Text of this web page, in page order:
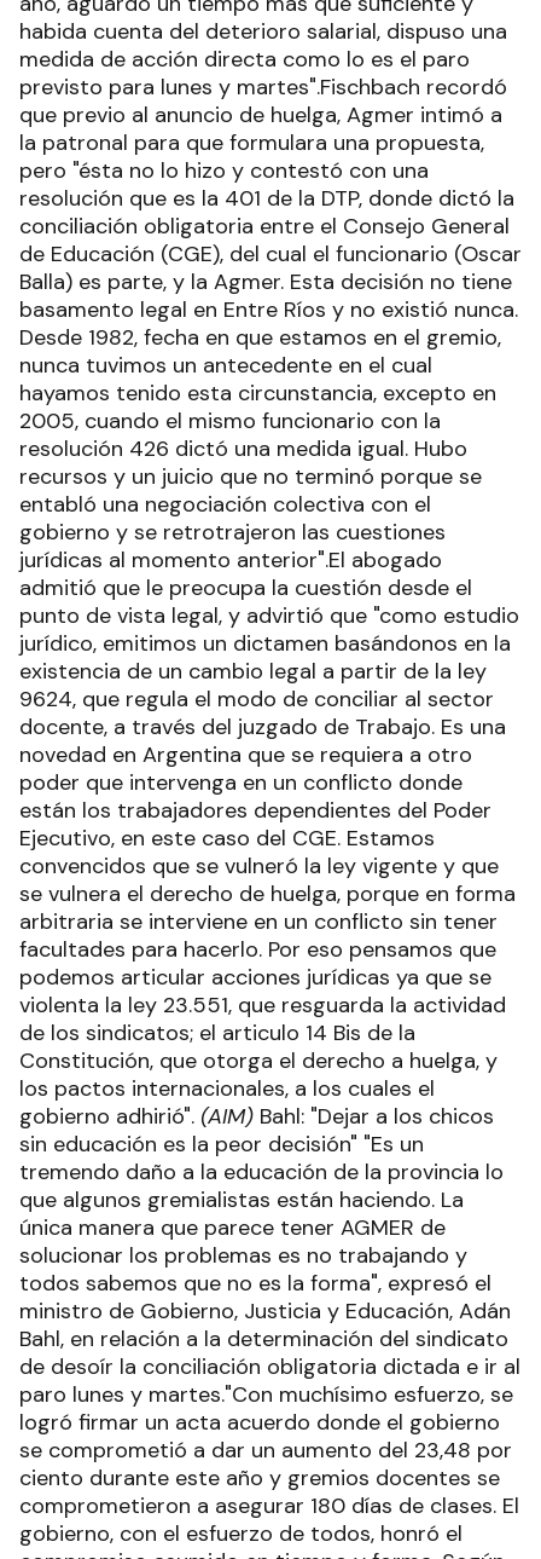
habida cuenta del deterioro salarial, dispuso una
medida de acción directa como lo es el paro
previsto para lunes y martes".Fischbach recordó
que previo al anuncio de huelga, Agmer intimó a
la patronal para que formulara una propuesta,
pero "ésta no lo hizo y contestó con una
resolución que es la 401 de la DTP, donde dictó la
conciliación obligatoria entre el Consejo General
de Educación (CGE), del cual el funcionario (Oscar
Balla) es parte, y la Agmer. Esta decisión no tiene
basamento legal en Entre Ríos y no existió nunca.
Desde 1982, fecha en que estamos en el gremio,
nunca tuvimos un antecedente en el cual
hayamos tenido esta circunstancia, excepto en
2005, cuando el mismo funcionario con la
resolución 426 dictó una medida igual. Hubo
recursos y un juicio que no terminó porque se
entabló una negociación colectiva con el
gobierno y se retrotrajeron las cuestiones
jurídicas al momento anterior".El abogado
admitió que le preocupa la cuestión desde el
punto de vista legal, y advirtió que "como estudio
jurídico, emitimos un dictamen basándonos en la
existencia de un cambio legal a partir de la ley
9624, que regula el modo de conciliar al sector
docente, a través del juzgado de Trabajo. Es una
novedad en Argentina que se requiera a otro
poder que intervenga en un conflicto donde
están los trabajadores dependientes del Poder
Ejecutivo, en este caso del CGE. Estamos
convencidos que se vulneró la ley vigente y que
se vulnera el derecho de huelga, porque en forma
arbitraria se interviene en un conflicto sin tener
facultades para hacerlo. Por eso pensamos que
podemos articular acciones jurídicas ya que se
violenta la ley 23.551, que resguarda la actividad
de los sindicatos; el articulo 14 Bis de la
Constitución, que otorga el derecho a huelga, y
los pactos internacionales, a los cuales el
gobierno adhirió". (AIM) Bahl: "Dejar a los chicos
sin educación es la peor decisión" "Es un
tremendo daño a la educación de la provincia lo
que algunos gremialistas están haciendo. La
única manera que parece tener AGMER de
solucionar los problemas es no trabajando y
todos sabemos que no es la forma", expresó el
ministro de Gobierno, Justicia y Educación, Adán
Bahl, en relación a la determinación del sindicato
de desoír la conciliación obligatoria dictada e ir al
paro lunes y martes."Con muchísimo esfuerzo, se
logró firmar un acta acuerdo donde el gobierno
se comprometió a dar un aumento del 23,48 por
ciento durante este año y gremios docentes se
comprometieron a asegurar 180 días de clases. El
gobierno, con el esfuerzo de todos, honró el